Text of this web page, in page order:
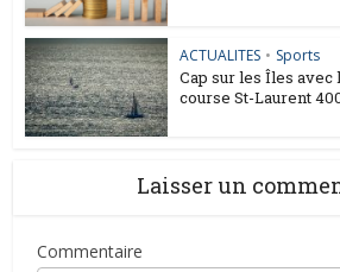
ACTUALITES • Sports
Cap sur les Îles avec
course St-Laurent
Laisser un
Commentaire